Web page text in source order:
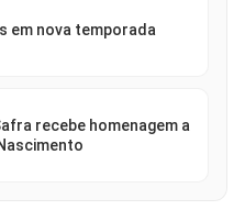
em nova temporada
recebe homenagem a